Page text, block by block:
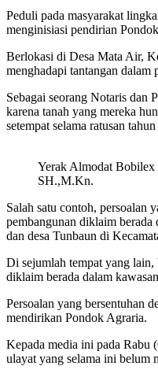
Peduli pada masyarakat
menginisiasi pendirian
Berlokasi di Desa Mata Air,
menghadapi tantangan dalam
Sebagai seorang Notaris dan
karena tanah yang mereka
setempat selama ratusan
Yerak Almodat Bobilex
SH.,M.Kn.
Salah satu contoh, persoalan
pembangunan diklaim
dan desa Tunbaun di
Di sejumlah tempat yang lain,
diklaim berada dalam
Persoalan yang bersentuhan
mendirikan Pondok Agraria.
Kepada media ini pada Rabu
ulayat yang selama ini belum